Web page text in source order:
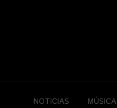
NOTICIAS MÚSICA